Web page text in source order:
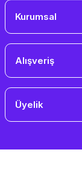
Kurumsal
Alışveriş
Üyelik